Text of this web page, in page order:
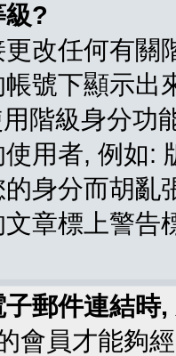
級?
改任何有關
號下顯示出
階級身分功
用者, 例如:
身分而胡亂
章標上警告
郵件連結時
會員才能夠